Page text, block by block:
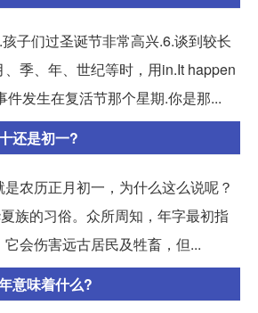
子们过圣诞节非常高兴.6.谈到较长
季、年、世纪等时，用in.It happen
件发生在复活节那个星期.你是那...
还是初一?
农历正月初一，为什么这么说呢？
族的习俗。众所周知，年字最初指
会伤害远古居民及牲畜，但...
意味着什么?